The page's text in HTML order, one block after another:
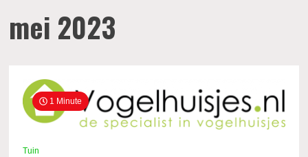
mei 2023
1 Minute
Tuin